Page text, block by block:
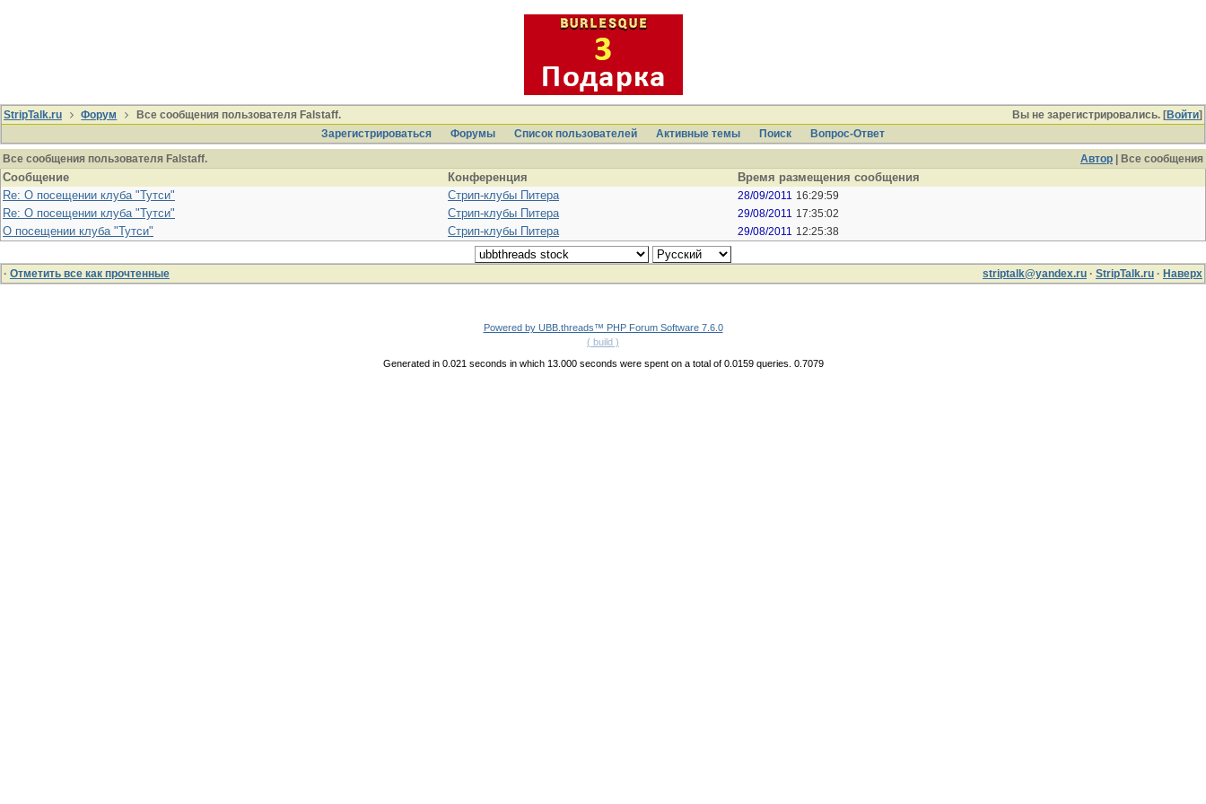
Вы не зарегистрировались. [Войти]
StripTalk.ru Форум
Все сообщения пользователя Falstaff.
Зарегистрироваться
Форумы Список пользователей Активные темы Поиcк
Вопрос-Ответ
Автор | Все сообщения
Все сообщения пользователя Falstaff.
Сообщение Конференция
Время размещения сообщения
Re: О посещении клуба "Тутси"
Стрип-клубы Питера 28/09/2011 16:29:59
Re: О посещении клуба "Тутси" Стрип-клубы Питера 29/08/2011 17:35:02
О посещении клуба "Тутси" Стрип-клубы Питера 29/08/2011 12:25:38
· Отметить все как прочтенные striptalk@yandex.ru · StripTalk.ru · Наверх
Powered by UBB.threads™ PHP Forum Software 7.6.0
( build )
Generated in 0.021 seconds in which 13.000 seconds were spent on a total of 0.0159 queries. 0.7079